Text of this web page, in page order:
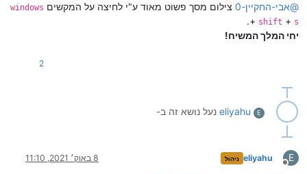
@אבי-החקיין-0 צילום מסך פשוט מאוד ע"י לחיצה על המקשים windows
+ shift + s
.
יחי המלך המשיח!
2
E
eliyahu נעל נושא זה ב-
E
מנותק
eliyahu ניהול 8 באוק׳ 2021, 11:10